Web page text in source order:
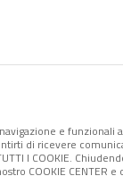
e
di ricevere
I COOKIE.
COOKIE